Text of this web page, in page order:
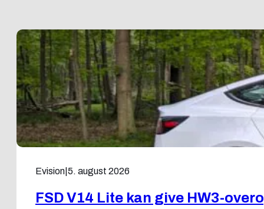
Evision 5. august 2026
FSD V14 Lite kan give HW3-